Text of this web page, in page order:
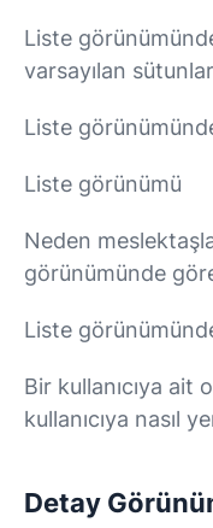
Liste
varsayılan
Liste
Liste görünümü
Neden
görünümünde
Liste
Bir kullanıcıya ait
kullanıcıya nasıl
Detay